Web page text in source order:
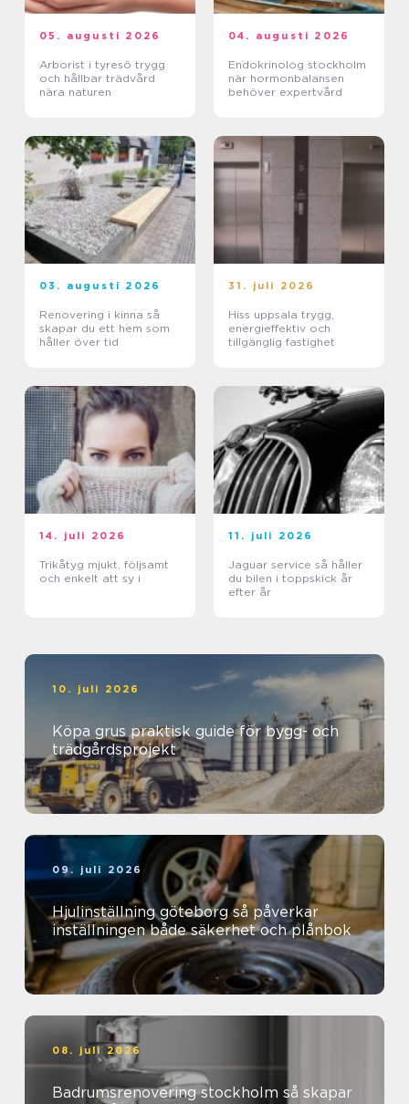
05. augusti 2026
Arborist i tyresö trygg
och hållbar trädvård
nära naturen
04. augusti 2026
Endokrinolog stockholm
när hormonbalansen
behöver expertvård
03. augusti 2026
Renovering i kinna så
skapar du ett hem som
håller över tid
31. juli 2026
Hiss uppsala trygg,
energieffektiv och
tillgänglig fastighet
14. juli 2026
Trikåtyg mjukt, följsamt
och enkelt att sy i
11. juli 2026
Jaguar service så håller
du bilen i toppskick år
efter år
10. juli 2026
Köpa grus praktisk guide för bygg- och
trädgårdsprojekt
09. juli 2026
Hjulinställning göteborg så påverkar
inställningen både säkerhet och plånbok
08. juli 2026
Badrumsrenovering stockholm så skapar